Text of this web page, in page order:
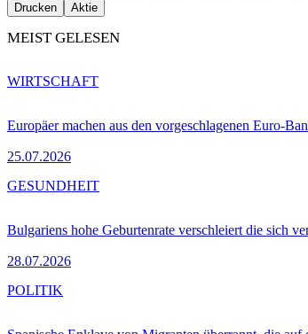
Drucken Aktie
MEIST GELESEN
Europäer machen aus den vorgeschlagenen Euro-
25.07.2026
WIRTSCHAFT
Bulgariens hohe Geburtenrate verschleiert die sich
28.07.2026
GESUNDHEIT
POLITIK